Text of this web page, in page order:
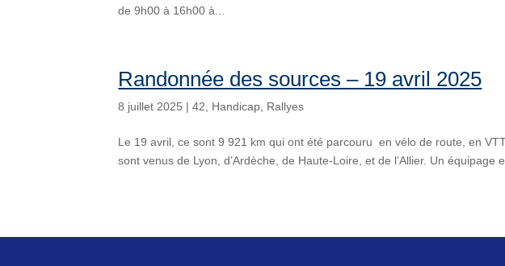
de 9h00 à 16h00 à...
Randonnée des sources – 19 avril 2025
8 juillet 2025 |42 Handicap Rallyes
Le 19 avril, ce sont 9 921 km qui ont été parcouru en vélo de route, en
sont venus de Lyon, d’Ardèche, de Haute-Loire, et de l’Allier. Un équipage